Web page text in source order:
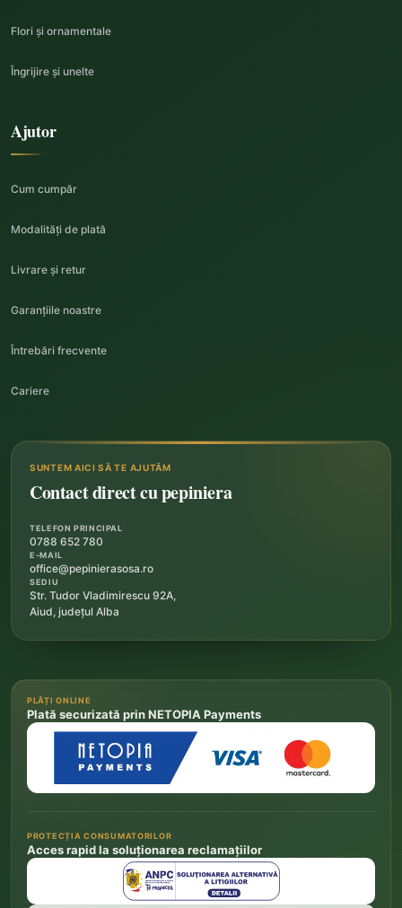
Flori și ornamentale
Îngrijire și unelte
Ajutor
Cum cumpăr
Modalități de plată
Livrare și retur
Garanțiile noastre
Întrebări frecvente
Cariere
SUNTEM AICI SĂ TE AJUTĂM
Contact direct cu pepiniera
TELEFON PRINCIPAL
0788 652 780
E-MAIL
office@pepinierasosa.ro
SEDIU
Str. Tudor Vladimirescu 92A,
Aiud, județul Alba
PLĂȚI ONLINE
Plată securizată prin NETOPIA Payments
PROTECȚIA CONSUMATORILOR
Acces rapid la soluționarea reclamațiilor